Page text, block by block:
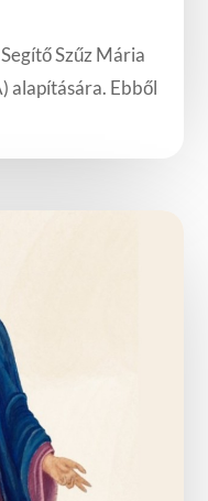
Szűz Mária
alapítására. Ebből